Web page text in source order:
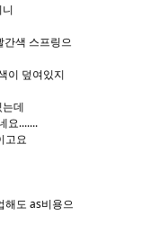
간색 스프링으
이 덮여있지
데
요.......
고요
해도 as비용으
케치북5
케치북5